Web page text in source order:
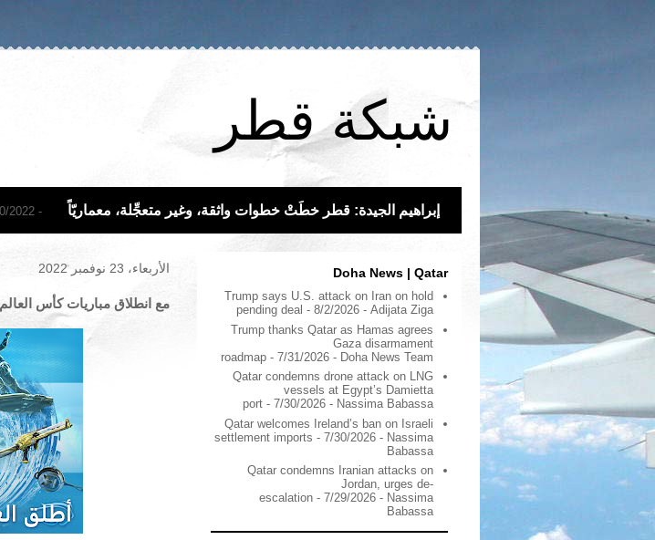
شبكة قطر
إبراهيم الجيدة: قطر خطَتْ خطوات واثقة، وغير متعجِّلة، معماريّاً - 11/10/2022
الأربعاء، 23 نوفمبر 2022
مع انطلاق مباريات كأس العالم 2022 ببجي موبايل تكشف عن محتوى تعاونها الجديد مع ميسي
Doha News | Qatar
Trump says U.S. attack on Iran on hold
pending deal - 8/2/2026- Adijata Ziga
Trump thanks Qatar as Hamas agrees
Gaza disarmament
roadmap- 7/31/2026- Doha News Team
Qatar condemns drone attack on LNG
vessels at Egypt’s Damietta
port- 7/30/2026- Nassima Babassa
Qatar welcomes Ireland’s ban on Israeli
settlement imports - 7/30/2026- Nassima
Babassa
Qatar condemns Iranian attacks on
Jordan, urges de-
escalation- 7/29/2026- Nassima
Babassa